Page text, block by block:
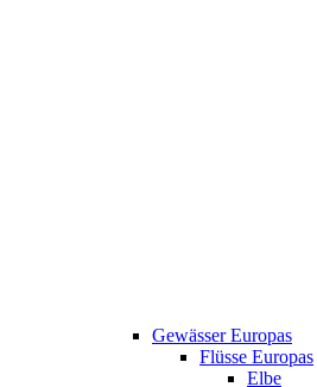
Gewässer Europas
Flüsse Europas
Elbe